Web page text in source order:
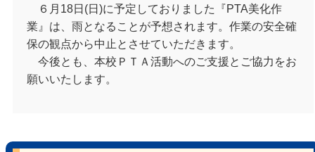
６月18日(日)に予定しておりました『PTA美化作
業』は、雨となることが予想されます。作業の安全確
保の観点から中止とさせていただきます。
今後とも、本校ＰＴＡ活動へのご支援とご協力をお
願いいたします。